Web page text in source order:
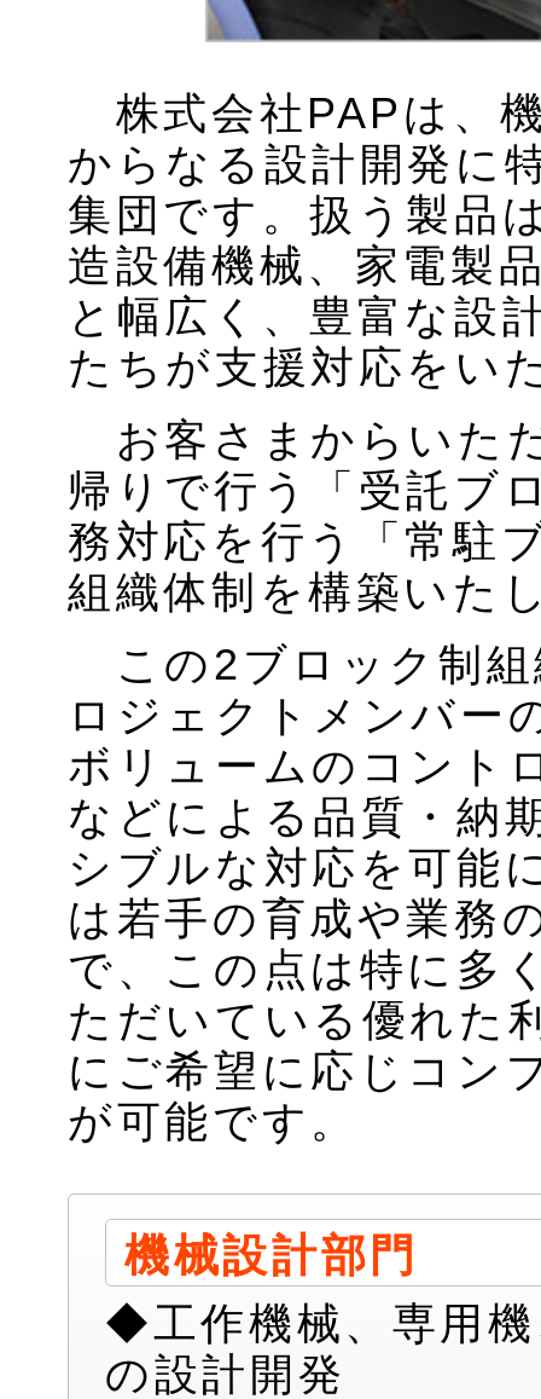
株式会社PAPは、
からなる設計開発に
集団です。扱う製品
造設備機械、家電製
と幅広く、豊富な設
たちが支援対応をい
お客さまからいた
帰りで行う「受託ブ
務対応を行う「常駐
組織体制を構築いた
この2ブロック制組
ロジェクトメンバー
ボリュームのコント
などによる品質・納
シブルな対応を可能
は若手の育成や業務
で、この点は特に多
ただいている優れた
にご希望に応じコン
が可能です。
機械設計部門
◆工作機械、専用
の設計開発